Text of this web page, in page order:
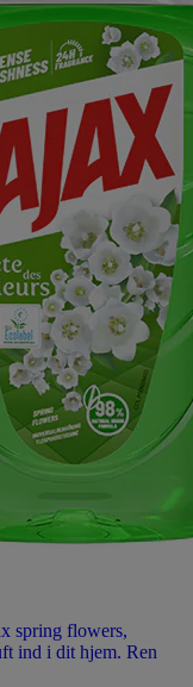
spring flowers,
ind i dit hjem. Ren